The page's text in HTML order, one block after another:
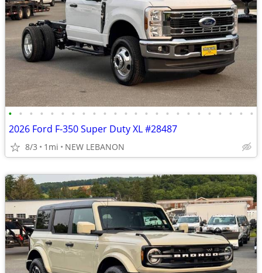
• • • • • • • • • • • • • • • • • • • • • • • •
2026 Ford F-350 Super Duty XL #28487
8/3 1mi NEW LEBANON